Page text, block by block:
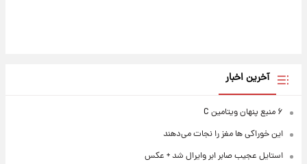
آخرین اخبار
۶ منبع پنهان ویتامین C
این خوراکی ها مغز را نجات می‌دهند
استایل عجیب صابر ابر وایرال شد + عکس